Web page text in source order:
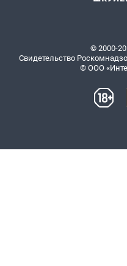
© 2000-
Свидетельство
© ООО